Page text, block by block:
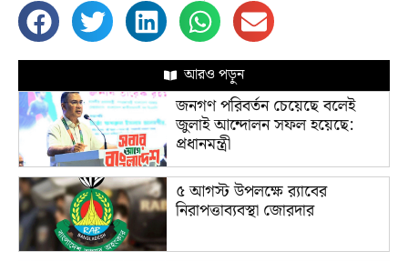
আরও পড়ুন
জনগণ পরিবর্তন চেয়েছে বলেই
জুলাই আন্দোলন সফল হয়েছে:
প্রধানমন্ত্রী
৫ আগস্ট উপলক্ষে র‌্যাবের
নিরাপত্তাব্যবস্থা জোরদার